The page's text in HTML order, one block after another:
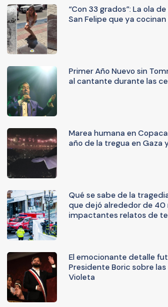
“Con 33 grados”: La ola
San Felipe que ya
Primer Año Nuevo sin
al cantante durante las
Marea humana en
año de la tregua en Gaza
Qué se sabe de la
que dejó alrededor de 40
impactantes relatos de
El emocionante detalle
Presidente Boric sobre
Violeta